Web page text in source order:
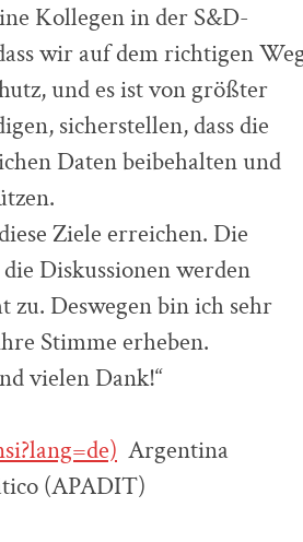
Kollegen in der S&D-
wir auf dem richtigen
und es ist von größter
sicherstellen, dass die
Daten beibehalten und
Ziele erreichen. Die
Diskussionen werden
Deswegen bin ich sehr
Stimme erheben.
vielen Dank!“
­ Argentina
(APADIT)